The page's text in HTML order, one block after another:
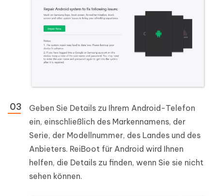
Geben Sie Details zu Ihrem Android-Telefon
ein, einschließlich des Markennamens, der
Serie, der Modellnummer, des Landes und des
Anbieters. ReiBoot für Android wird Ihnen
helfen, die Details zu finden, wenn Sie sie nicht
sehen können.